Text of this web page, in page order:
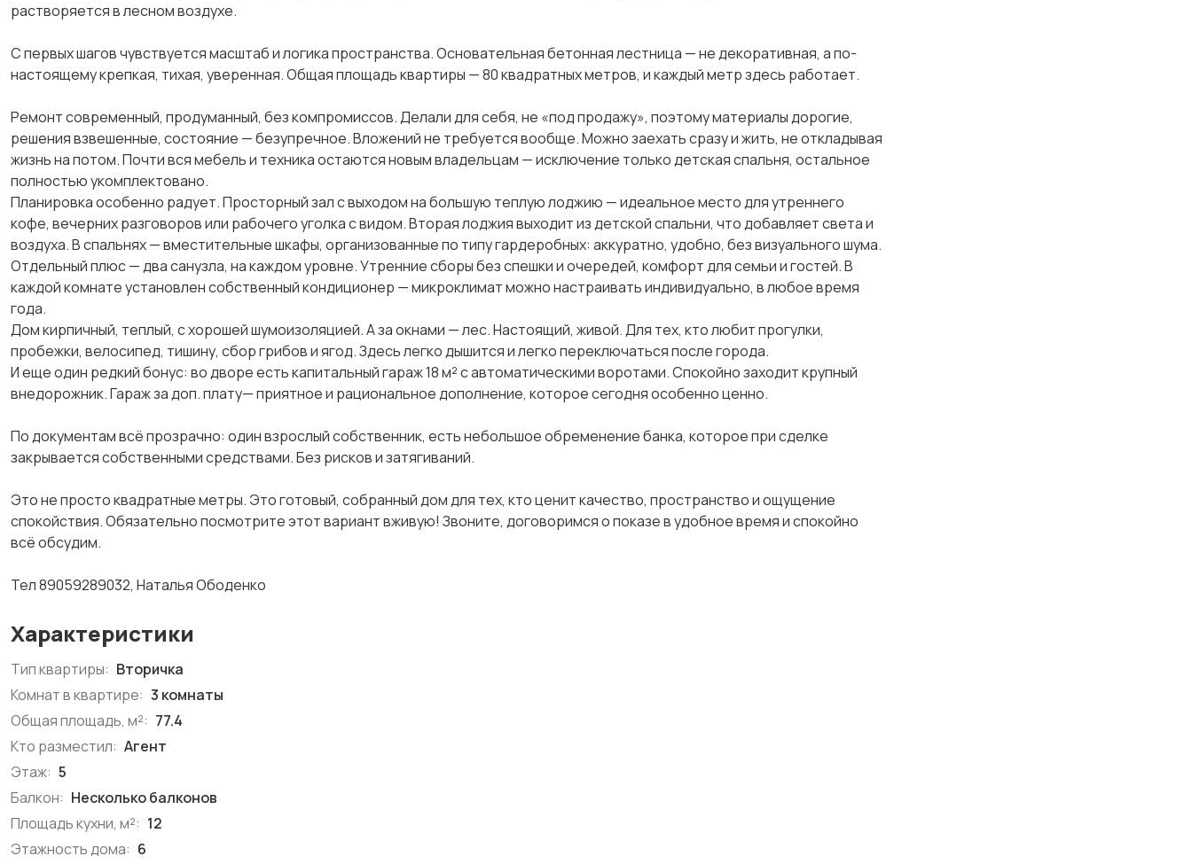
растворяется в лесном воздухе.
С первых шагов чувствуется масштаб и логика пространства. Основательная бетонная лестница — не декоративная, а по-
настоящему крепкая, тихая, уверенная. Общая площадь квартиры — 80 квадратных метров, и каждый метр здесь работает.
Ремонт современный, продуманный, без компромиссов. Делали для себя, не «под продажу», поэтому материалы дорогие,
решения взвешенные, состояние — безупречное. Вложений не требуется вообще. Можно заехать сразу и жить, не откладывая
жизнь на потом. Почти вся мебель и техника остаются новым владельцам — исключение только детская спальня, остальное
полностью укомплектовано.
Планировка особенно радует. Просторный зал с выходом на большую теплую лоджию — идеальное место для утреннего
кофе, вечерних разговоров или рабочего уголка с видом. Вторая лоджия выходит из детской спальни, что добавляет света и
воздуха. В спальнях — вместительные шкафы, организованные по типу гардеробных: аккуратно, удобно, без визуального шума.
Отдельный плюс — два санузла, на каждом уровне. Утренние сборы без спешки и очередей, комфорт для семьи и гостей. В
каждой комнате установлен собственный кондиционер — микроклимат можно настраивать индивидуально, в любое время
года.
Дом кирпичный, теплый, с хорошей шумоизоляцией. А за окнами — лес. Настоящий, живой. Для тех, кто любит прогулки,
пробежки, велосипед, тишину, сбор грибов и ягод. Здесь легко дышится и легко переключаться после города.
И еще один редкий бонус: во дворе есть капитальный гараж 18 м² с автоматическими воротами. Спокойно заходит крупный
внедорожник. Гараж за доп. плату— приятное и рациональное дополнение, которое сегодня особенно ценно.
По документам всё прозрачно: один взрослый собственник, есть небольшое обременение банка, которое при сделке
закрывается собственными средствами. Без рисков и затягиваний.
Это не просто квадратные метры. Это готовый, собранный дом для тех, кто ценит качество, пространство и ощущение
спокойствия. Обязательно посмотрите этот вариант вживую! Звоните, договоримся о показе в удобное время и спокойно
всё обсудим.
Тел 89059289032, Наталья Ободенко
Характеристики
Тип квартиры: Вторичка
Комнат в квартире: 3 комнаты
Общая площадь, м²: 77.4
Кто разместил: Агент
Этаж: 5
Балкон: Несколько балконов
Площадь кухни, м²: 12
Этажность дома: 6